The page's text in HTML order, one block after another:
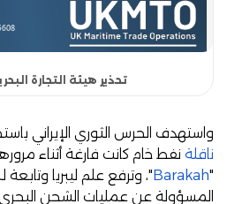
تحذير هيئة التجارة
واستهدف الحرس الثوري الإيراني
ناقلة نفط خام كانت فارغة أثناء
"
Barakah"، وترفع علم ليبريا وتابعة
المسؤولة عن عمليات الشحن